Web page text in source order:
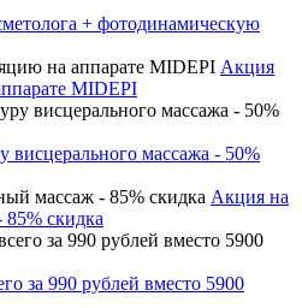
+ фотодинамическую
Акция
MIDEPI
массажа - 50%
Акция на
скидка
за 990 рублей вместо 5900